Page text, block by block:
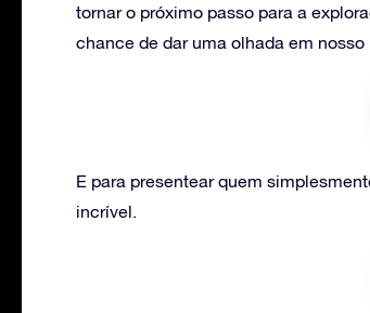
tornar o próximo passo para a
chance de dar uma olhada em nosso
E para presentear quem
incrível.